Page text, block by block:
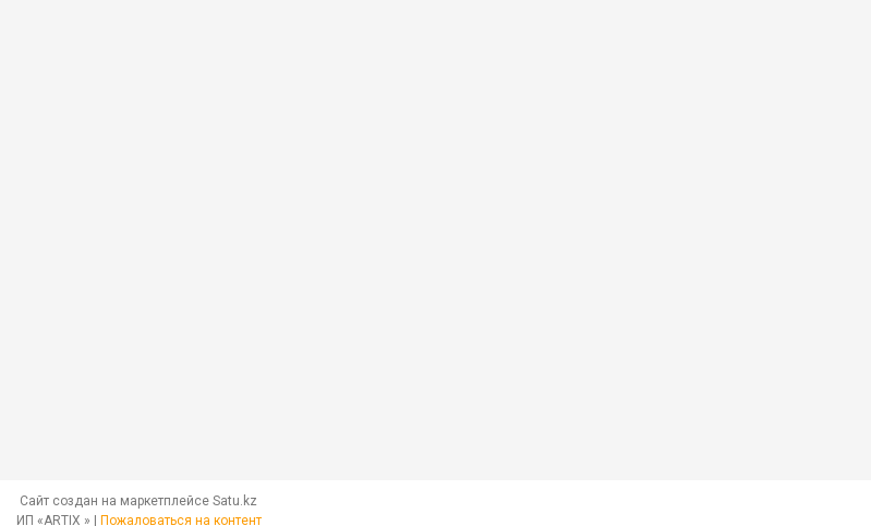
Сайт создан на маркетплейсе Satu.kz
Пожаловаться на контент